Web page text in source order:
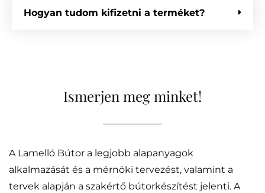
Hogyan tudom kifizetni a terméket?
Ismerjen meg minket!
A Lamelló Bútor a legjobb alapanyagok
alkalmazását és a mérnöki tervezést, valamint a
tervek alapján a szakértő bútorkészítést jelenti. A